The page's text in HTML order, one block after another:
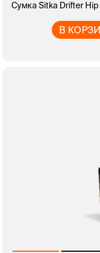
Сумка Sitka Drifter Hip
В